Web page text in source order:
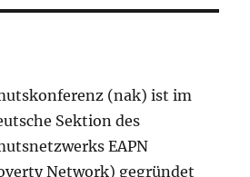
(nak) ist im
Sektion des
EAPN
Network) gegründet